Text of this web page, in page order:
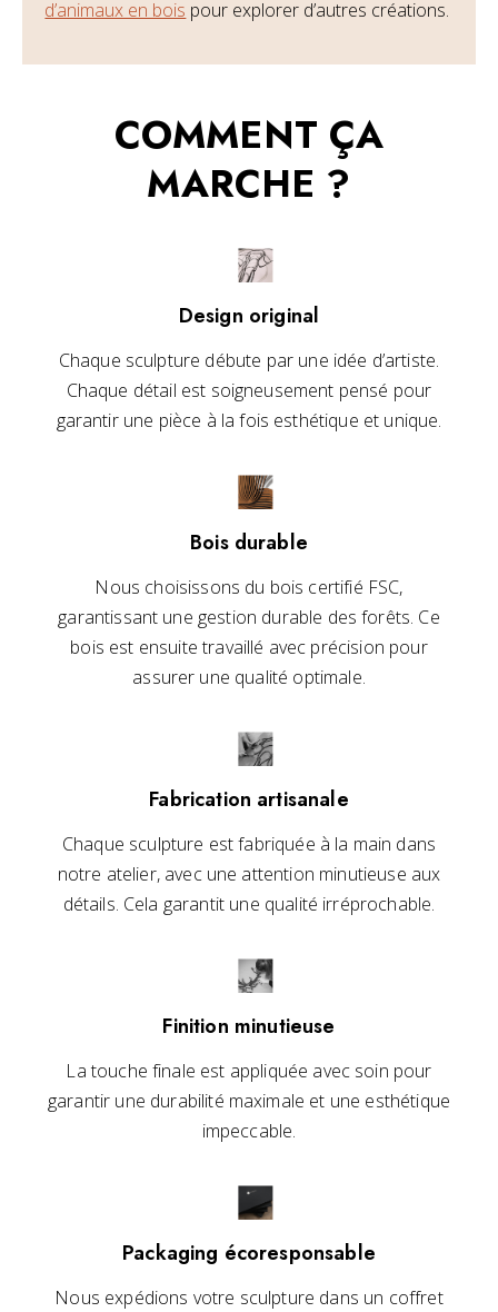
d’animaux en bois pour explorer d’autres créations.
COMMENT ÇA
MARCHE ?
Design original
Chaque sculpture débute par une idée d’artiste.
Chaque détail est soigneusement pensé pour
garantir une pièce à la fois esthétique et unique.
Bois durable
Nous choisissons du bois certifié FSC,
garantissant une gestion durable des forêts. Ce
bois est ensuite travaillé avec précision pour
assurer une qualité optimale.
Fabrication artisanale
Chaque sculpture est fabriquée à la main dans
notre atelier, avec une attention minutieuse aux
détails. Cela garantit une qualité irréprochable.
Finition minutieuse
La touche finale est appliquée avec soin pour
garantir une durabilité maximale et une esthétique
impeccable.
Packaging écoresponsable
Nous expédions votre sculpture dans un coffret